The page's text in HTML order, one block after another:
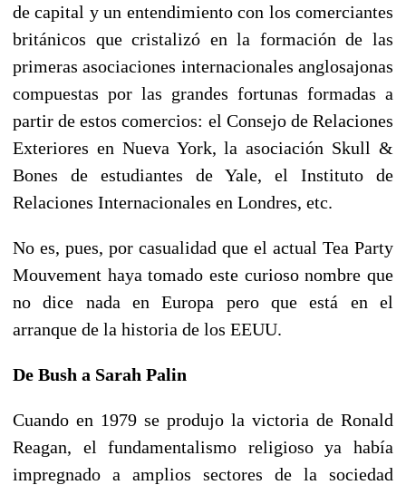
de capital y un entendimiento con los comerciantes
británicos que cristalizó en la formación de las
primeras asociaciones internacionales anglosajonas
compuestas por las grandes fortunas formadas a
partir de estos comercios: el Consejo de Relaciones
Exteriores en Nueva York, la asociación Skull &
Bones de estudiantes de Yale, el Instituto de
Relaciones Internacionales en Londres, etc.
No es, pues, por casualidad que el actual Tea Party
Mouvement haya tomado este curioso nombre que
no dice nada en Europa pero que está en el
arranque de la historia de los EEUU.
De Bush a Sarah Palin
Cuando en 1979 se produjo la victoria de Ronald
Reagan, el fundamentalismo religioso ya había
impregnado a amplios sectores de la sociedad